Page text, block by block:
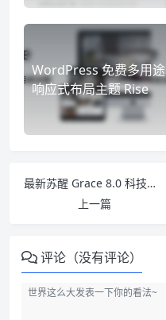
WordPress 免费多用途
响应式布局主题 Rise
最新苏醒 Grace 8.0 科技自媒体极客数码 WordPress主题源码
上一篇
评论（没有评论）